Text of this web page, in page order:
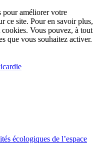
pour améliorer votre
ce site. Pour en savoir plus,
Vous pouvez, à tout
que vous souhaitez activer.
écologiques de l’espace